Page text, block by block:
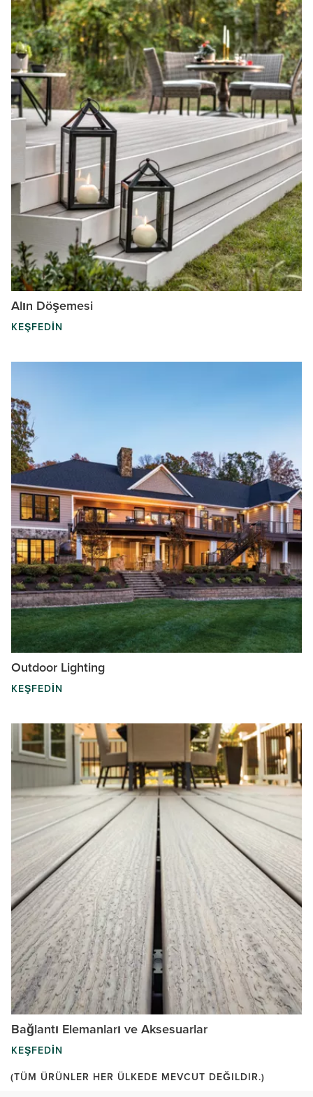
Alın Döşemesi
KEŞFEDIN
Outdoor Lighting
KEŞFEDIN
Bağlantı Elemanları ve Aksesuarlar
KEŞFEDIN
(TÜM ÜRÜNLER HER ÜLKEDE MEVCUT DEĞILDIR.)